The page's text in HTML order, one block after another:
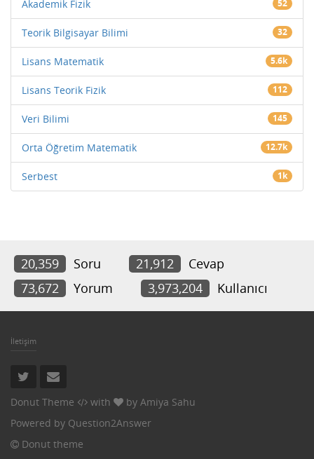
Akademik Fizik 52
Teorik Bilgisayar Bilimi 32
Lisans Matematik 5.6k
Lisans Teorik Fizik 112
Veri Bilimi 145
Orta Öğretim Matematik 12.7k
Serbest 1k
20,359 Soru 21,912
Cevap
73,672
Yorum 3,973,204 Kullanıcı
İletişim
Donut Theme with by Amiya Sahu
Powered by Question2Answer
Donut theme